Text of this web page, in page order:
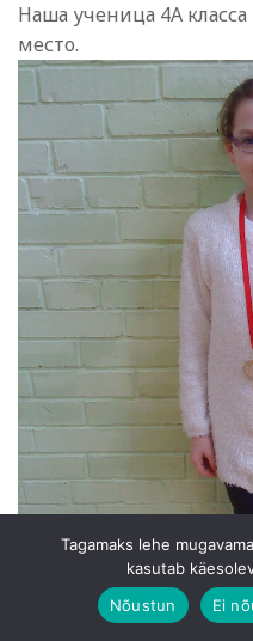
Наша ученица 4A
место.
Tagamaks lehe
kasutab
Nõustun
Ei